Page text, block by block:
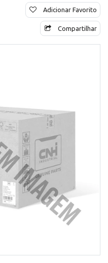
Adicionar Favorito
Compartilhar